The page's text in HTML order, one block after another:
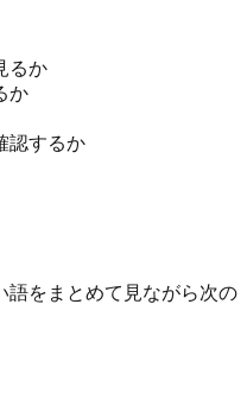
るか
か
認するか
語をまとめて見ながら次の